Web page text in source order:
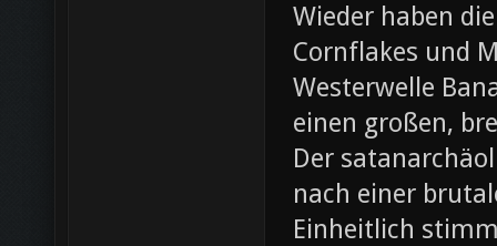
Wieder haben
Cornflakes und
Westerwelle
einen großen,
Der
nach einer
Einheitlich